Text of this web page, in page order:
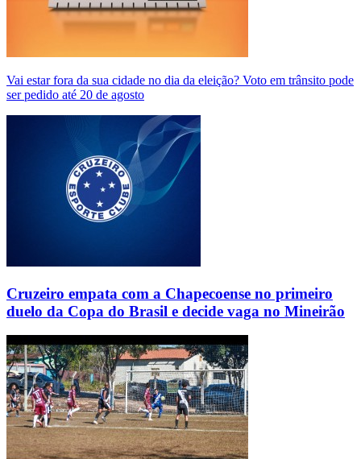
Vai estar fora da sua cidade no dia da eleição? Voto em trânsito pode
ser pedido até 20 de agosto
Cruzeiro empata com a Chapecoense no primeiro
duelo da Copa do Brasil e decide vaga no Mineirão